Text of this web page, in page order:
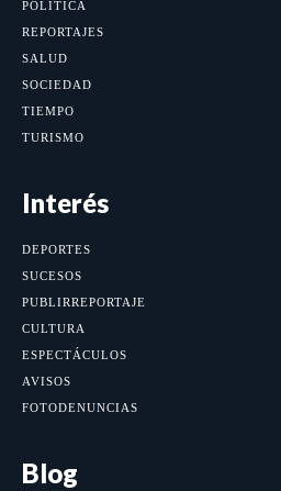
POLÍTICA
REPORTAJES
SALUD
SOCIEDAD
TIEMPO
TURISMO
Interés
DEPORTES
SUCESOS
PUBLIRREPORTAJE
CULTURA
ESPECTÁCULOS
AVISOS
FOTODENUNCIAS
Blog